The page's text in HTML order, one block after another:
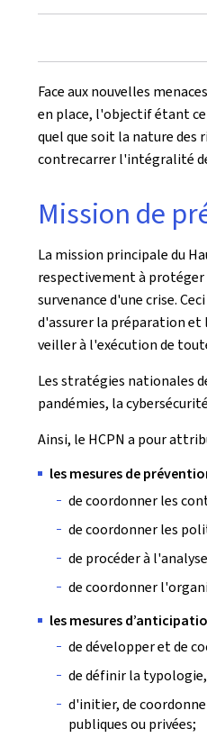
Face aux nouvelles
en place, l'objectif étant
quel que soit la nature des
contrecarrer l'intégralité
Mission de
La mission principale du
respectivement à
survenance d'une crise.
d'assurer la préparation et
veiller à l'exécution de
Les stratégies nationales
pandémies, la
Ainsi, le HCPN a pour
les mesures de
de coordonner les
de coordonner les
de procéder à
de coordonner
les mesures
de développer et de
de définir la
d'initier, de
publiques ou privées;